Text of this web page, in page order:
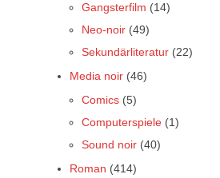
Gangsterfilm (14)
Neo-noir (49)
Sekundärliteratur (22)
Media noir (46)
Comics (5)
Computerspiele (1)
Sound noir (40)
Roman (414)